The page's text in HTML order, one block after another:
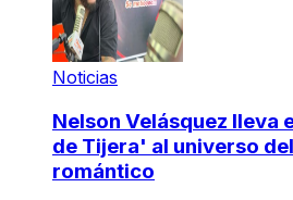
Noticias
Nelson Velásquez lleva
de Tijera' al universo
romántico